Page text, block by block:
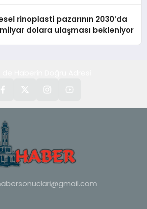
rinoplasti pazarının 2030’da
dolara ulaşması bekleniyor